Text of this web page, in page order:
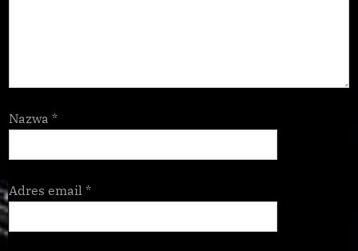
Nazwa *
Adres email *